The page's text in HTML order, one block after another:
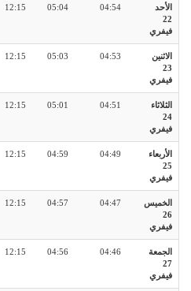
الأحد
22
فيفري
04:54
05:04
12:15
الاثنين
23
فيفري
04:53
05:03
12:15
الثلاثاء
24
فيفري
04:51
05:01
12:15
الأربعاء
25
فيفري
04:49
04:59
12:15
الخميس
26
فيفري
04:47
04:57
12:15
الجمعة
27
فيفري
04:46
04:56
12:15